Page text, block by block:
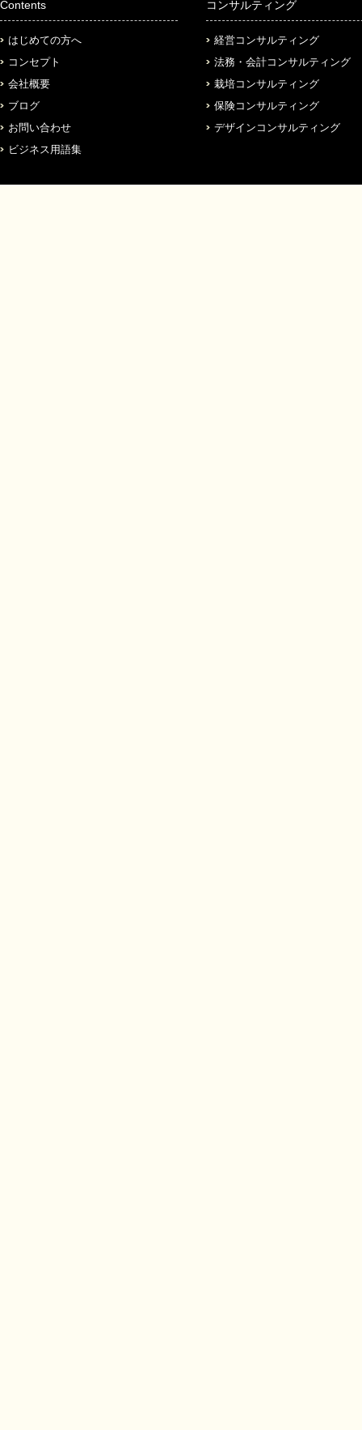
Contents
はじめての方へ
コンセプト
会社概要
ブログ
お問い合わせ
ビジネス用語集
コンサルティング
経営コンサルティング
法務・会計コンサルティング
栽培コンサルティング
保険コンサルティング
デザインコンサルティング